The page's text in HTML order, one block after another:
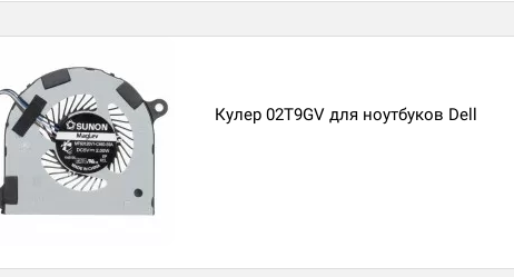
Кулер 02T9GV для ноутбуков Dell